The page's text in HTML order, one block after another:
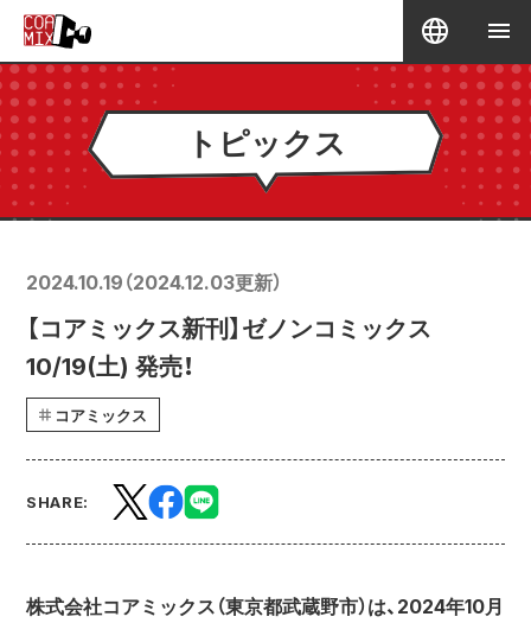
トピックス
2024.10.19 （2024.12.03更新）
【コアミックス新刊】ゼノンコミックス
10/19(土) 発売！
コアミックス
SHARE:
株式会社コアミックス（東京都武蔵野市）は、2024年10月